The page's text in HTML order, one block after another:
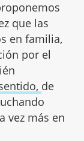
que las
en familia,
por el
de
vez más en